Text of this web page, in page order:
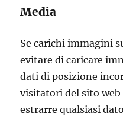
Media
Se carichi immagini
evitare di caricare
dati di posizione
visitatori del sito web
estrarre qualsiasi